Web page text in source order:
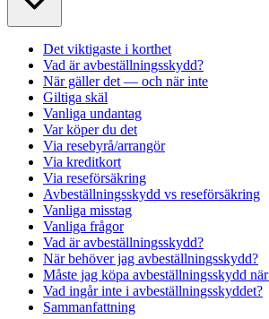
Det viktigaste i korthet
Vad är avbeställningsskydd?
När gäller det — och när inte
Giltiga skäl
Vanliga undantag
Var köper du det
Via resebyrå/arrangör
Via kreditkort
Via reseförsäkring
Avbeställningsskydd vs reseförsäkring
Vanliga misstag
Vanliga frågor
Vad är avbeställningsskydd?
När behöver jag avbeställningsskydd?
Måste jag köpa avbeställningsskydd
Vad ingår inte i avbeställningsskyddet?
Sammanfattning